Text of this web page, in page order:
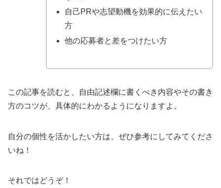
自己PRや志望動機を効果的に伝えたい
方
他の応募者と差をつけたい方
この記事を読むと、自由記述欄に書くべき内容やその書き
方のコツが、具体的にわかるようになりますよ。
自分の個性を活かしたい方は、ぜひ参考にしてみてくださ
いね！
それではどうぞ！